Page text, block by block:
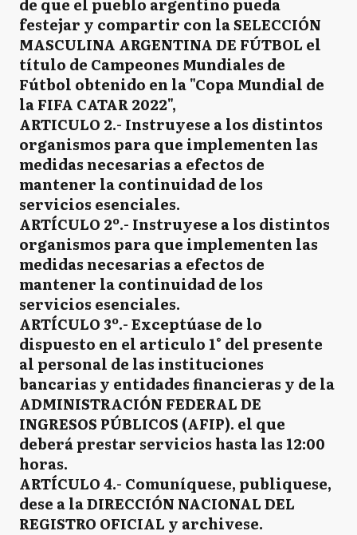
de que el pueblo argentino pueda
festejar y compartir con la SELECCIÓN
MASCULINA ARGENTINA DE FÚTBOL el
título de Campeones Mundiales de
Fútbol obtenido en la "Copa Mundial de
la FIFA CATAR 2022",
ARTICULO 2.- Instruyese a los distintos
organismos para que implementen las
medidas necesarias a efectos de
mantener la continuidad de los
servicios esenciales.
ARTÍCULO 2º.- Instruyese a los distintos
organismos para que implementen las
medidas necesarias a efectos de
mantener la continuidad de los
servicios esenciales.
ARTÍCULO 3º.- Exceptúase de lo
dispuesto en el articulo 1° del presente
al personal de las instituciones
bancarias y entidades financieras y de la
ADMINISTRACIÓN FEDERAL DE
INGRESOS PÚBLICOS (AFIP). el que
deberá prestar servicios hasta las 12:00
horas.
ARTÍCULO 4.- Comuníquese, publiquese,
dese a la DIRECCIÓN NACIONAL DEL
REGISTRO OFICIAL y archivese.